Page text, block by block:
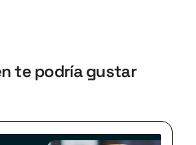
te podría gustar